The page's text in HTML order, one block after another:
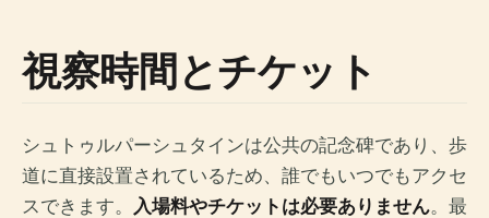
視察時間とチケット
シュトゥルパーシュタインは公共の記念碑であり、歩
道に直接設置されているため、誰でもいつでもアクセ
スできます。
入場料やチケットは必要ありません。最